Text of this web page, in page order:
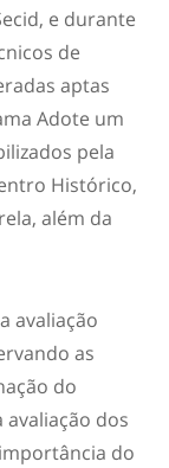
e durante
de
aptas
Adote um
pela
Histórico,
além da
avaliação
as
do
dos
do